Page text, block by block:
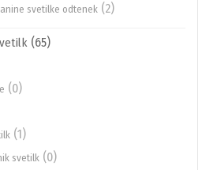
svetilke odtenek (2)
(65)
(0)
(1)
svetilk (0)